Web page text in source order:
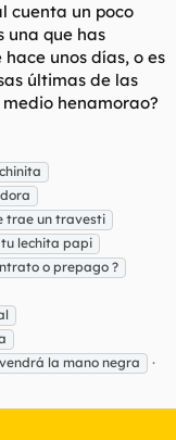
cuenta un poco
una que has
unos días, o es
últimas de las
henamorao?
trae un travesti
lechita papi
o prepago ?
vendrá la mano negra